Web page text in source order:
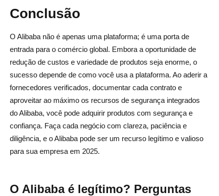
Conclusão
O Alibaba não é apenas uma plataforma; é uma porta de
entrada para o comércio global. Embora a oportunidade de
redução de custos e variedade de produtos seja enorme, o
sucesso depende de como você usa a plataforma. Ao aderir a
fornecedores verificados, documentar cada contrato e
aproveitar ao máximo os recursos de segurança integrados
do Alibaba, você pode adquirir produtos com segurança e
confiança. Faça cada negócio com clareza, paciência e
diligência, e o Alibaba pode ser um recurso legítimo e valioso
para sua empresa em 2025.
O Alibaba é legítimo? Perguntas